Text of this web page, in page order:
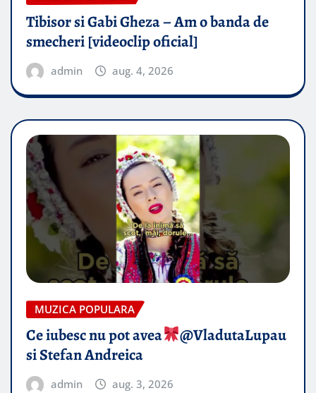
Tibisor si Gabi Gheza – Am o banda de
smecheri [videoclip oficial]
admin aug. 4, 2026
MUZICA POPULARA
Ce iubesc nu pot avea
​@VladutaLupau
si Stefan Andreica
admin aug. 3, 2026